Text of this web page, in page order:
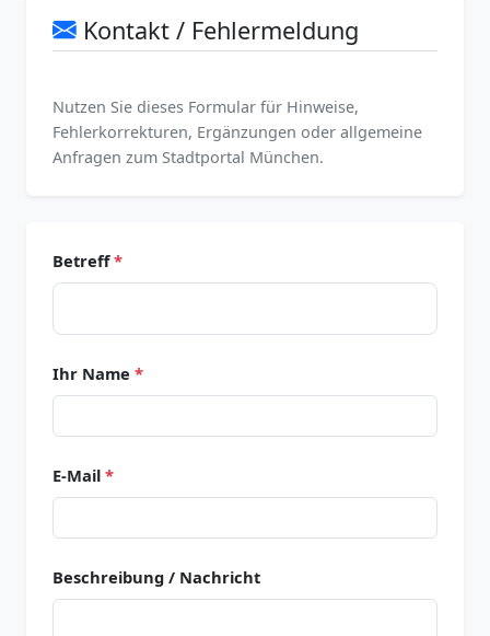
Kontakt / Fehlermeldung
Nutzen Sie dieses Formular für Hinweise,
Fehlerkorrekturen, Ergänzungen oder allgemeine
Anfragen zum Stadtportal München.
Betreff*
Ihr Name *
E-Mail *
Beschreibung / Nachricht